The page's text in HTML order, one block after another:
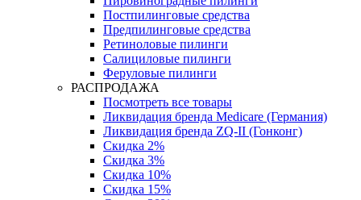
Постпилинговые средства
Предпилинговые средства
Ретиноловые пилинги
Салициловые пилинги
Феруловые пилинги
РАСПРОДАЖА
Посмотреть все товары
Ликвидация бренда Medicare (Германия)
Ликвидация бренда ZQ-II (Гонконг)
Скидка 2%
Скидка 3%
Скидка 10%
Скидка 15%